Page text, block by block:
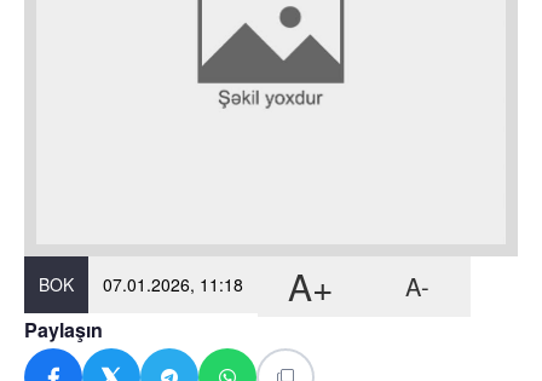
BOK 07.01.2026, 11:18 A+ A-
Paylaşın